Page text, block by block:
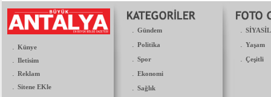
. Künye
. Iletisim
. Reklam
. Sitene EKle
. Gündem
. Politika
. Spor
. Ekonomi
. Sağlık
.
. Yaşam
. Çeşitli